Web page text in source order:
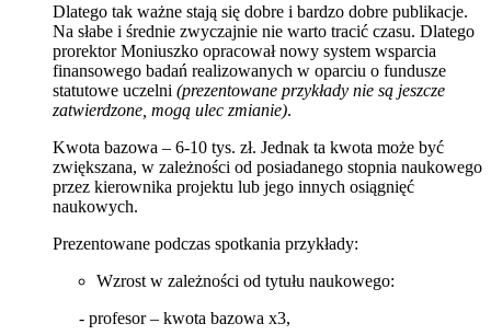
Dlatego tak ważne stają się dobre i bardzo dobre publikacje.
Na słabe i średnie zwyczajnie nie warto tracić czasu. Dlatego
prorektor Moniuszko opracował nowy system wsparcia
finansowego badań realizowanych w oparciu o fundusze
statutowe uczelni (prezentowane przykłady nie są jeszcze
zatwierdzone, mogą ulec zmianie).
Kwota bazowa – 6-10 tys. zł. Jednak ta kwota może być
zwiększana, w zależności od posiadanego stopnia naukowego
przez kierownika projektu lub jego innych osiągnięć
naukowych.
Prezentowane podczas spotkania przykłady:
Wzrost w zależności od tytułu naukowego:
- profesor – kwota bazowa x3,